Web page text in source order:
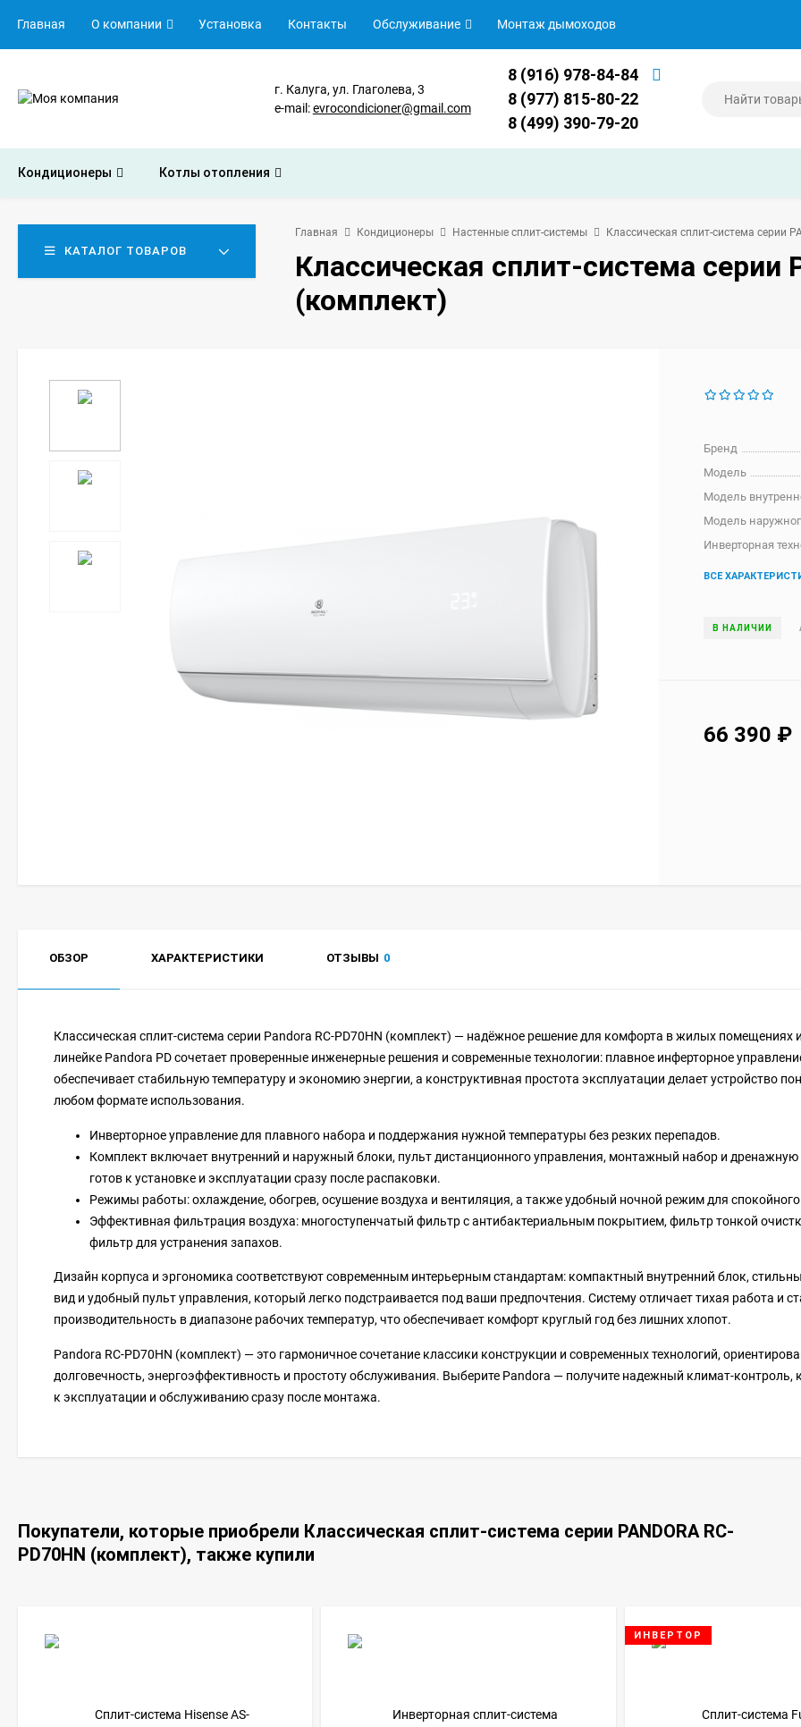
Главная О компании Установка Контакты Обслуживание Монтаж дымоходов
г. Калуга, ул. Глаголева, 3
e-mail:evrocondicioner@gmail.com
8 (916) 978-84-84
8 (977) 815-80-22
8 (499) 390-79-20
Кондиционеры Котлы отопления
КАТАЛОГ ТОВАРОВ
Главная Кондиционеры Настенные сплит-системы Классическая сплит-система серии
Классическая сплит-система серии
(комплект)
Бренд
Модель
Модель
Модель
Инверторная
ВСЕ
В НАЛИЧИИ
66 390 ₽
ОБЗОР ХАРАКТЕРИСТИКИ ОТЗЫВЫ 0
Классическая сплит-система серии Pandora RC-PD70HN (комплект) — надёжное решение для комфорта в жилых помещениях
линейке Pandora PD сочетает проверенные инженерные решения и современные технологии: плавное инферторное
обеспечивает стабильную температуру и экономию энергии, а конструктивная простота эксплуатации делает устройство
любом формате использования.
Инверторное управление для плавного набора и поддержания нужной температуры без резких перепадов.
Комплект включает внутренний и наружный блоки, пульт дистанционного управления, монтажный набор и дренажную
готов к установке и эксплуатации сразу после распаковки.
Режимы работы: охлаждение, обогрев, осушение воздуха и вентиляция, а также удобный ночной режим для спокойного
Эффективная фильтрация воздуха: многоступенчатый фильтр с антибактериальным покрытием, фильтр тонкой
фильтр для устранения запахов.
Дизайн корпуса и эргономика соответствуют современным интерьерным стандартам: компактный внутренний блок,
вид и удобный пульт управления, который легко подстраивается под ваши предпочтения. Систему отличает тихая работа и
производительность в диапазоне рабочих температур, что обеспечивает комфорт круглый год без лишних хлопот.
Pandora RC-PD70HN (комплект) — это гармоничное сочетание классики конструкции и современных технологий,
долговечность, энергоэффективность и простоту обслуживания. Выберите Pandora — получите надежный климат-контроль,
к эксплуатации и обслуживанию сразу после монтажа.
Покупатели, которые приобрели Классическая сплит-система серии PANDORA RC-
PD70HN (комплект), также купили
ИНВЕРТОР